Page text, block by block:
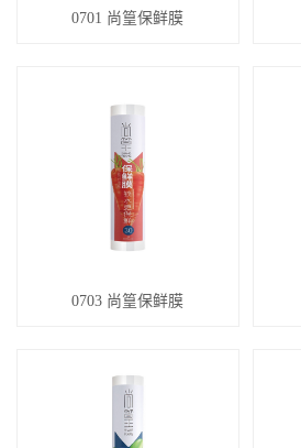
0701 尚篁保鲜膜
0703 尚篁保鲜膜